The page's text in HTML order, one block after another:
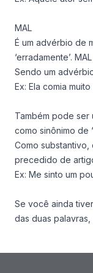
MAL
É um advérbio de
‘erradamente’.
Sendo um
Ex: Ela comia muito
Também pode ser
como sinônimo de
Como substantivo,
precedido de
Ex: Me sinto um
Se você ainda
das duas palavras,